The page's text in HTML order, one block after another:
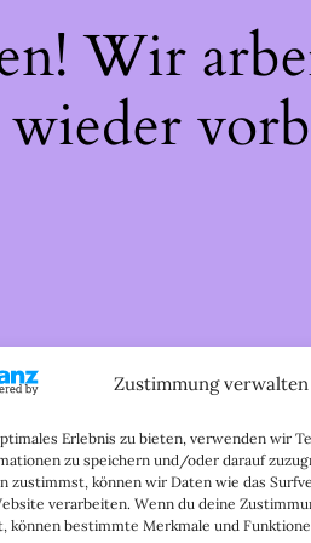
Zustimmung verwalten
Erlebnis zu bieten, verwenden wir
zu speichern und/oder darauf
zustimmst, können wir Daten wie das
verarbeiten. Wenn du deine
können bestimmte Merkmale und
Wir